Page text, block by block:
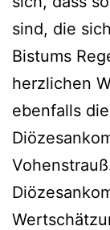
sind, die
Bistums
herzlichen
ebenfalls